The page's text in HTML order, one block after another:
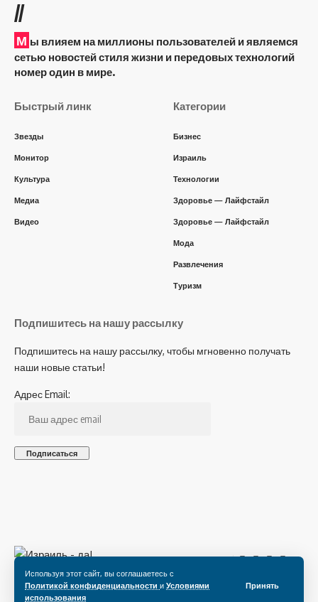
Используя этот сайт, вы соглашаетесь с
Политикой конфиденциальности и Условиями
использования
Принять
//
М ы влияем на миллионы пользователей и являемся
сетью новостей стиля жизни и передовых технологий
номер один в мире.
Быстрый линк
Звезды
Монитор
Культура
Медиа
Видео
Категории
Бизнес
Израиль
Технологии
Здоровье — Лайфстайл
Здоровье — Лайфстайл
Мода
Развлечения
Туризм
Подпишитесь на нашу рассылку
Подпишитесь на нашу рассылку, чтобы мгновенно получать
наши новые статьи!
Адрес Email:
Подпишитесь на нас